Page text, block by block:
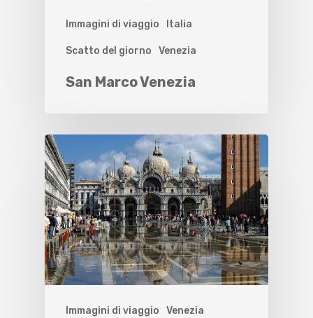
Immagini di viaggio Italia
Scatto del giorno Venezia
San Marco Venezia
Immagini di viaggio Venezia